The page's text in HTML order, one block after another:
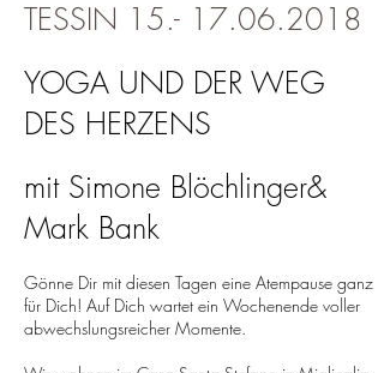
TESSIN 15.- 17.06.2018
YOGA UND DER WEG
DES HERZENS
mit Simone Blöchlinger&
Mark Bank
Gönne Dir mit diesen Tagen eine Atempause ganz
für Dich! Auf Dich wartet ein Wochenende voller
abwechslungsreicher Momente.